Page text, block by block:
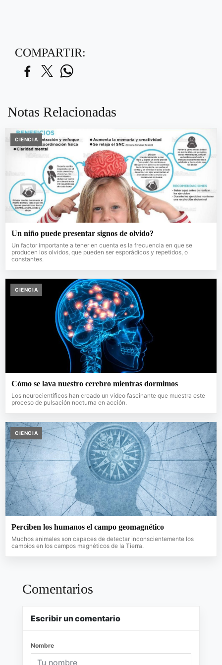
COMPARTIR:
Notas Relacionadas
CIENCIA
Un niño puede presentar signos de olvido?
Un factor importante a tener en cuenta es la frecuencia en que se
producen los olvidos, que pueden ser esporádicos y repetidos, o
constantes.
CIENCIA
Cómo se lava nuestro cerebro mientras dormimos
Los neurocientíficos han creado un video fascinante que muestra este
proceso de pulsación nocturna en acción.
CIENCIA
Perciben los humanos el campo geomagnético
Muchos animales son capaces de detectar inconscientemente los
cambios en los campos magnéticos de la Tierra.
Comentarios
Escribir un comentario
Nombre